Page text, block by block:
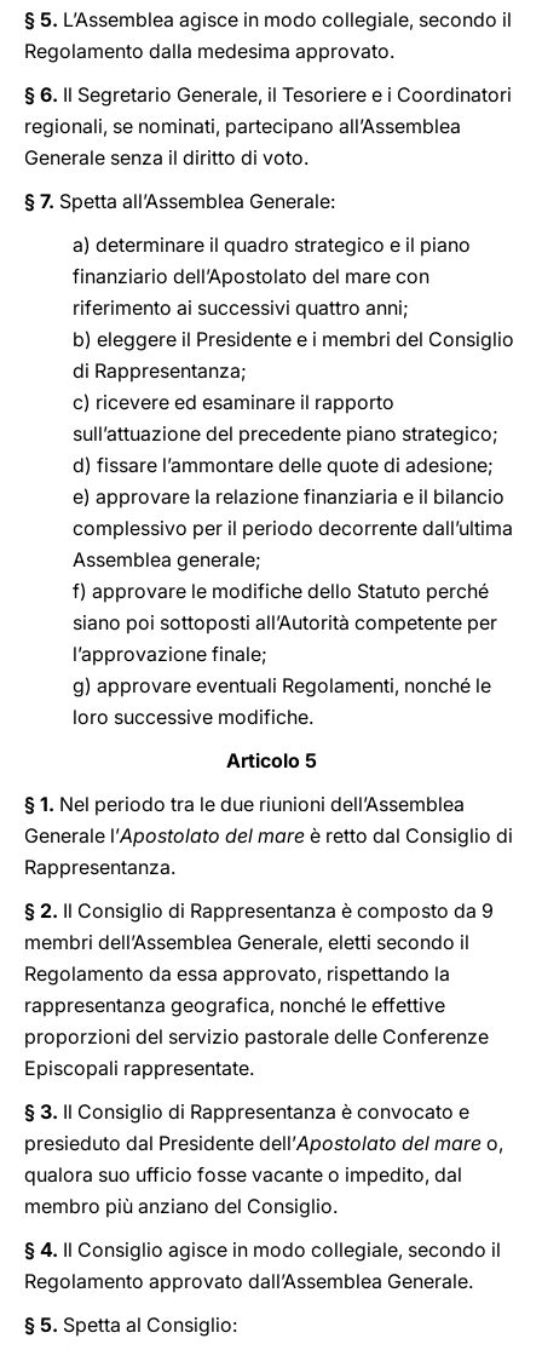
§ 5. L’Assemblea agisce in modo collegiale, secondo il
Regolamento dalla medesima approvato.
§ 6. Il Segretario Generale, il Tesoriere e i Coordinatori
regionali, se nominati, partecipano all’Assemblea
Generale senza il diritto di voto.
§ 7. Spetta all’Assemblea Generale:
a) determinare il quadro strategico e il piano
finanziario dell’Apostolato del mare con
riferimento ai successivi quattro anni;
b) eleggere il Presidente e i membri del Consiglio
di Rappresentanza;
c) ricevere ed esaminare il rapporto
sull’attuazione del precedente piano strategico;
d) fissare l’ammontare delle quote di adesione;
e) approvare la relazione finanziaria e il bilancio
complessivo per il periodo decorrente dall’ultima
Assemblea generale;
f) approvare le modifiche dello Statuto perché
siano poi sottoposti all’Autorità competente per
l’approvazione finale;
g) approvare eventuali Regolamenti, nonché le
loro successive modifiche.
Articolo 5
§ 1. Nel periodo tra le due riunioni dell’Assemblea
Generale l’Apostolato del mare è retto dal Consiglio di
Rappresentanza.
§ 2. Il Consiglio di Rappresentanza è composto da 9
membri dell’Assemblea Generale, eletti secondo il
Regolamento da essa approvato, rispettando la
rappresentanza geografica, nonché le effettive
proporzioni del servizio pastorale delle Conferenze
Episcopali rappresentate.
§ 3. Il Consiglio di Rappresentanza è convocato e
presieduto dal Presidente dell’Apostolato del mare o,
qualora suo ufficio fosse vacante o impedito, dal
membro più anziano del Consiglio.
§ 4. Il Consiglio agisce in modo collegiale, secondo il
Regolamento approvato dall’Assemblea Generale.
§ 5. Spetta al Consiglio: